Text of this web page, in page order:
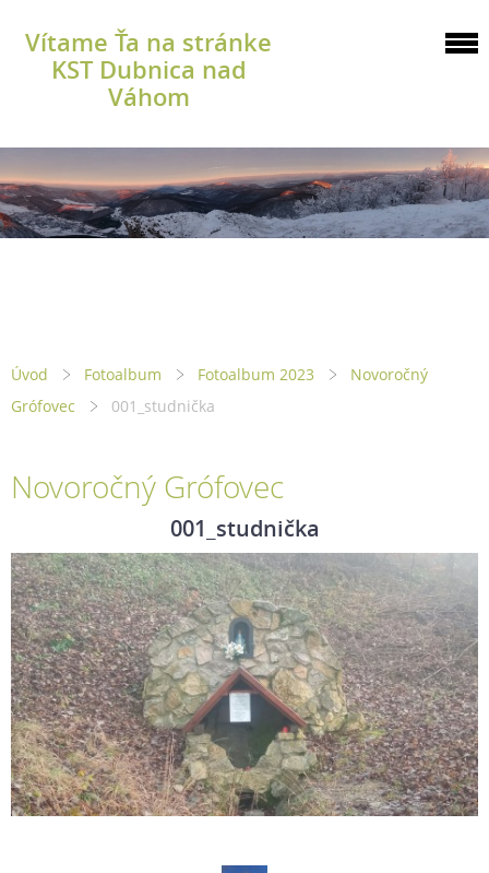
Vítame Ťa na stránke
KST Dubnica nad
Váhom
Úvod Fotoalbum Fotoalbum 2023
Novoročný
Grófovec
001_studnička
Novoročný Grófovec
001_studnička